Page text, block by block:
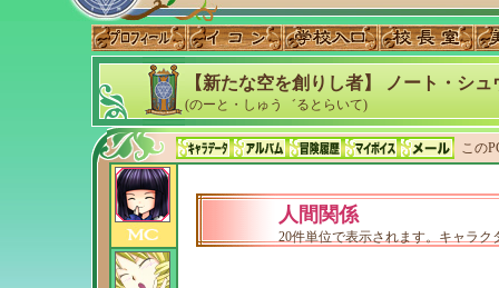
【新たな空を創りし者】 ノート・シ
(のーと・しゅう゛るとらいて)
この
人間関係
20件単位で表示されます。キャラ